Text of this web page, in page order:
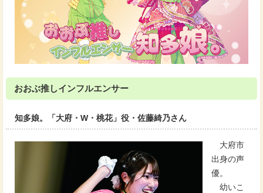
おおぶ推しインフルエンサー
知多娘。「大府・W・桃花」役・佐藤綺乃さん
大府市
出身の声
優。
幼いこ